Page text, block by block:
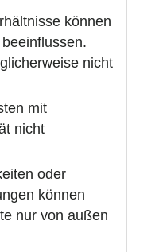
können
nicht
mit
nicht
oder
können
nur von außen